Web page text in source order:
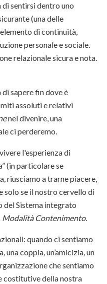
sentirsi dentro uno
(una delle
di continuità,
personale e sociale.
relazionale sicura e nota.
sapere fin dove è
assoluti e relativi
nel divenire, una
ci perderemo.
l'esperienza di
(in particolare se
riusciamo a trarne piacere,
solo se il nostro cervello di
del Sistema integrato
Modalità Contenimento.
quando ci sentiamo
coppia, un’amicizia, un
che sentiamo
costitutive della nostra